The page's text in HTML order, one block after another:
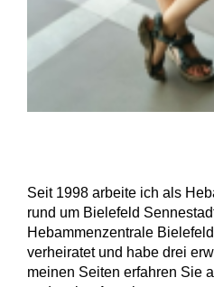
Seit 1998 arbeite ich als
rund um Bielefeld
Hebammenzentrale
verheiratet und habe drei
meinen Seiten erfahren Sie